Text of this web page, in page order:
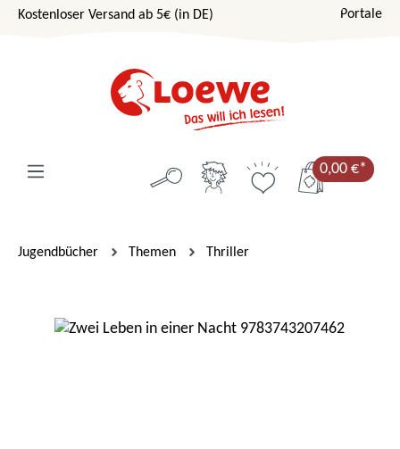
Zum Hauptinhalt springen
Kostenloser Versand ab 5€ (in DE) Portale
0,00 €*
Jugendbücher Themen Thriller
Bildergalerie überspringen